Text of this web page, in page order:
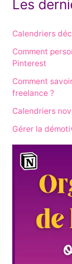
Les
Calendriers
Comment
Pinterest
Comment
freelance ?
Calendriers
Gérer la